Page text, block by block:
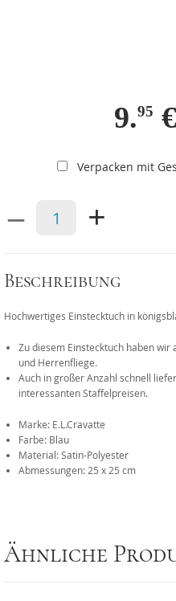
9.95 €
Verpacken mit
– +
Beschreibung
Hochwertiges Einstecktuch in
Zu diesem Einstecktuch haben wir
und Herrenfliege.
Auch in großer Anzahl schnell
interessanten Staffelpreisen.
Marke: E.L.Cravatte
Farbe: Blau
Material: Satin-Polyester
Abmessungen: 25 x 25 cm
Ähnliche